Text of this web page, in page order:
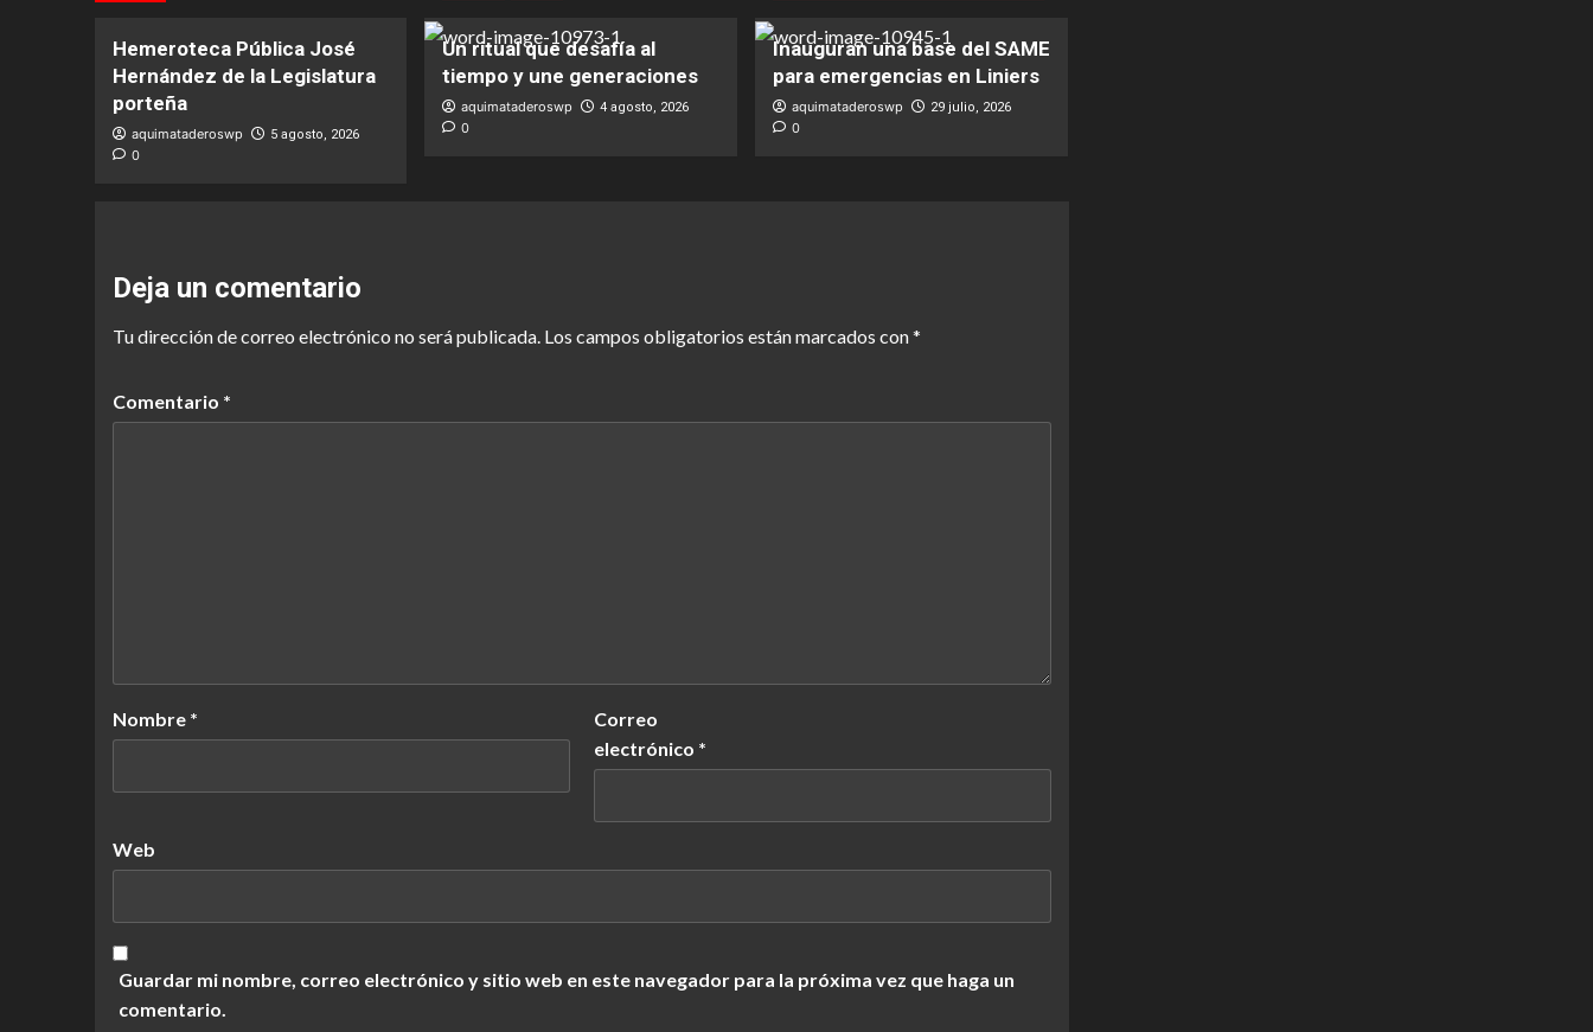
Hemeroteca Pública José
Hernández de la Legislatura
porteña
aquimataderoswp 5 agosto, 2026
0
Un ritual que desafía al
tiempo y une generaciones
aquimataderoswp 4 agosto, 2026
0
Inauguran una base del SAME
para emergencias en Liniers
aquimataderoswp 29 julio, 2026
0
Deja un comentario
Tu dirección de correo electrónico no será publicada. Los campos obligatorios están marcados con*
Comentario *
Nombre *
Correo
electrónico *
Web
Guardar mi nombre, correo electrónico y sitio web en este navegador para la próxima vez que haga un
comentario.